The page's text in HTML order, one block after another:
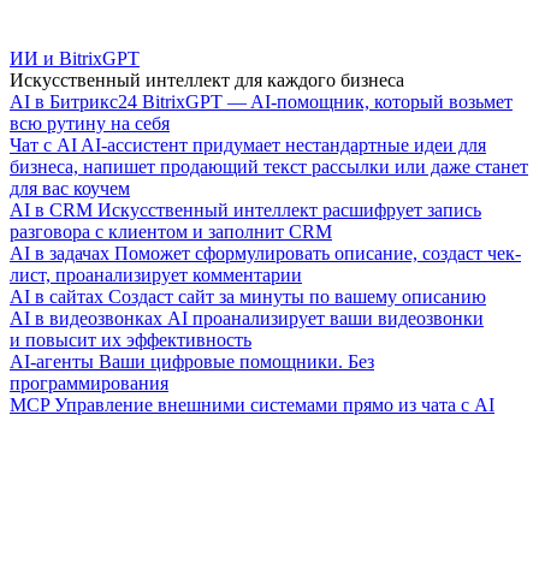
ИИ и BitrixGPT
Искусственный интеллект для каждого бизнеса
AI в Битрикс24 BitrixGPT — AI-помощник, который возьмет
всю рутину на себя
Чат с AI AI-ассистент придумает нестандартные идеи для
бизнеса, напишет продающий текст рассылки или даже станет
для вас коучем
AI в CRM Искусственный интеллект расшифрует запись
разговора с клиентом и заполнит CRM
AI в задачах Поможет сформулировать описание, создаст чек-
лист, проанализирует комментарии
AI в сайтах Создаст сайт за минуты по вашему описанию
AI в видеозвонках AI проанализирует ваши видеозвонки
и повысит их эффективность
AI-агенты Ваши цифровые помощники. Без
программирования
MCP Управление внешними системами прямо из чата с AI